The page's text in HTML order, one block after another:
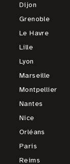
Dijon
Grenoble
Le Havre
Lille
Lyon
Marseille
Montpellier
Nantes
Nice
Orléans
Paris
Reims